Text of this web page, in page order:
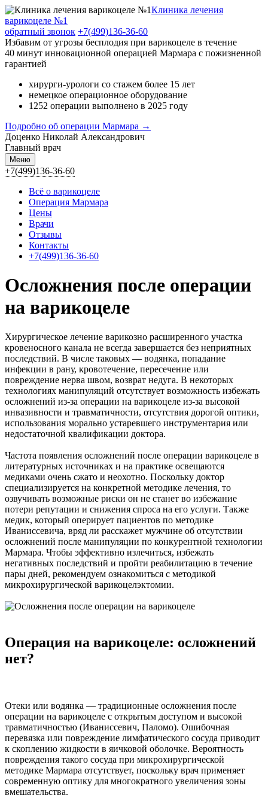
Клиника лечения
варикоцеле №1
обратный звонок +7(499)136-36-60
Избавим от угрозы бесплодия при варикоцеле в течение
40 минут инновационной операцией Мармара c пожизненной
гарантией
хирурги-урологи со стажем более 15 лет
немецкое операционное оборудование
1252 операции выполнено в 2025 году
Подробно об операции Мармара →
Доценко Николай Александрович
Главный врач
Меню
+7(499)136-36-60
Всё о варикоцеле
Операция Мармара
Цены
Врачи
Отзывы
Контакты
+7(499)136-36-60
Осложнения после операции
на варикоцеле
Хирургическое лечение варикозно расширенного участка
кровеносного канала не всегда завершается без неприятных
последствий. В числе таковых — водянка, попадание
инфекции в рану, кровотечение, пересечение или
повреждение нерва швом, возврат недуга. В некоторых
технологиях манипуляций отсутствует возможность избежать
осложнений из-за операции на варикоцеле из-за высокой
инвазивности и травматичности, отсутствия дорогой оптики,
использования морально устаревшего инструментария или
недостаточной квалификации доктора.
Частота появления осложнений после операции варикоцеле в
литературных источниках и на практике освещаются
медиками очень сжато и неохотно. Поскольку доктор
специализируется на конкретной методике лечения, то
озвучивать возможные риски он не станет во избежание
потери репутации и снижения спроса на его услуги. Также
медик, который оперирует пациентов по методике
Иваниссевича, вряд ли расскажет мужчине об отсутствии
осложнений после манипуляции по конкурентной технологии
Мармара. Чтобы эффективно излечиться, избежать
негативных последствий и пройти реабилитацию в течение
пары дней, рекомендуем ознакомиться с методикой
микрохирургической варикоцелэктомии.
Операция на варикоцеле: осложнений
нет?
Отеки или водянка — традиционные осложнения после
операции на варикоцеле с открытым доступом и высокой
травматичностью (Иваниссевич, Паломо). Ошибочная
перевязка или повреждение лимфатического сосуда приводит
к скоплению жидкости в яичковой оболочке. Вероятность
повреждения такого сосуда при микрохирургической
методике Мармара отсутствует, поскольку врач применяет
современную оптику для многократного увеличения зоны
вмешательства.